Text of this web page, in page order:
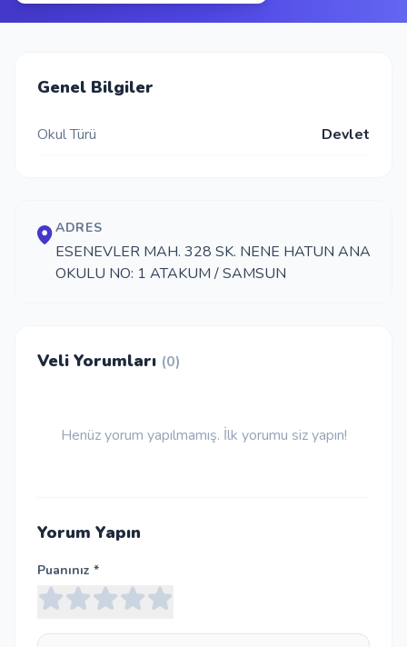
Blog
Okul Ekle
Genel Bilgiler
Okul Türü Devlet
ADRES
ESENEVLER MAH. 328 SK. NENE HATUN ANA
OKULU NO: 1 ATAKUM / SAMSUN
Veli Yorumları (0)
Henüz yorum yapılmamış. İlk yorumu siz yapın!
Yorum Yapın
Puanınız *